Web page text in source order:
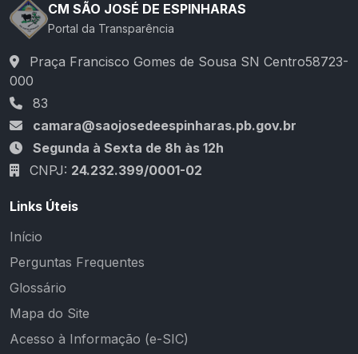
CM SÃO JOSÉ DE ESPINHARAS
Portal da Transparência
Praça Francisco Gomes de Sousa SN Centro58723-
000
83
camara@saojosedeespinharas.pb.gov.br
Segunda à Sexta de 8h às 12h
CNPJ: 24.232.399/0001-02
Links Úteis
Início
Perguntas Frequentes
Glossário
Mapa do Site
Acesso à Informação (e-SIC)